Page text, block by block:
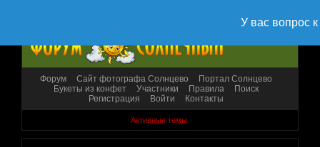
Форум Сайт фотографа Солнцево
Портал Солнцево
Букеты из конфет
Участники Правила
Поиск
Регистрация
Войти Контакты
Активные темы